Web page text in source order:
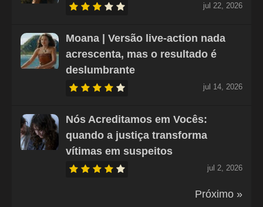
jul 22, 2026
Moana | Versão live-action nada
acrescenta, mas o resultado é
deslumbrante
jul 14, 2026
Nós Acreditamos em Vocês:
quando a justiça transforma
vítimas em suspeitos
jul 2, 2026
Próximo »